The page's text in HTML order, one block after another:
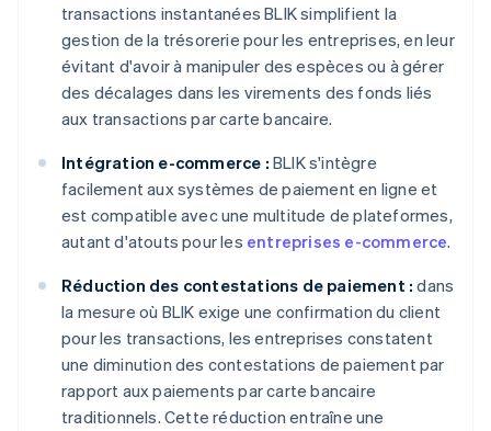
transactions instantanées BLIK simplifient la
gestion de la trésorerie pour les entreprises, en leur
évitant d'avoir à manipuler des espèces ou à gérer
des décalages dans les virements des fonds liés
aux transactions par carte bancaire.
Intégration e-commerce : BLIK s'intègre
facilement aux systèmes de paiement en ligne et
est compatible avec une multitude de plateformes,
autant d'atouts pour les entreprises e-commerce.
Réduction des contestations de paiement : dans
la mesure où BLIK exige une confirmation du client
pour les transactions, les entreprises constatent
une diminution des contestations de paiement par
rapport aux paiements par carte bancaire
traditionnels. Cette réduction entraîne une